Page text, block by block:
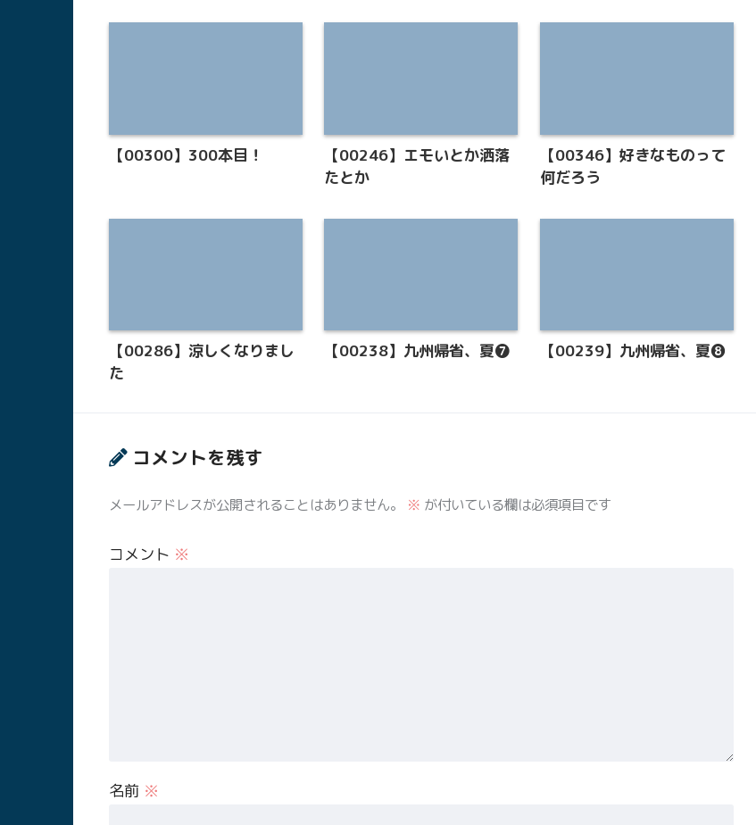
【00300】300本目！
【00246】エモいとか洒落
たとか
【00346】好きなものって
何だろう
【00286】涼しくなりまし
た
【00238】九州帰省、夏❼ 【00239】九州帰省、夏❽
コメントを残す
メールアドレスが公開されることはありません。 ※ が付いている欄は必須項目です
コメント ※
名前 ※